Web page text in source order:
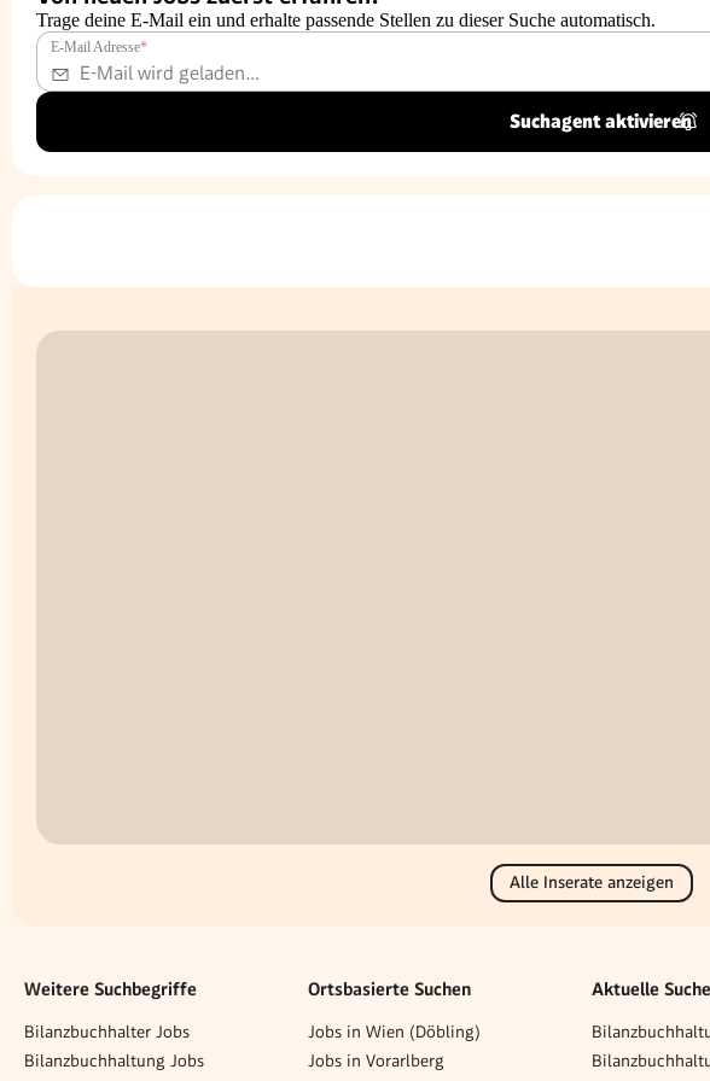
Trage deine E-Mail ein und erhalte passende Stellen zu dieser Suche automatisch.
E-Mail Adresse*
Suchagent aktivieren
Alle Inserate anzeigen
Weitere Suchbegriffe
Bilanzbuchhalter Jobs
Bilanzbuchhaltung Jobs
Ortsbasierte Suchen
Jobs in Wien (Döbling)
Jobs in Vorarlberg
Aktuelle